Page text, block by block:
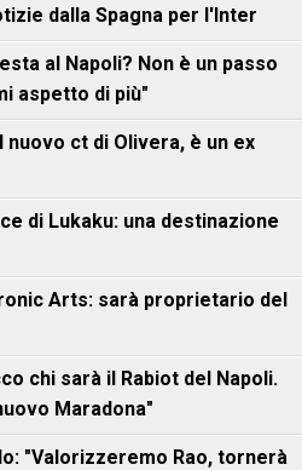
dalla Spagna per l'Inter
al Napoli? Non è un passo
aspetto di più"
nuovo ct di Olivera, è un ex
di Lukaku: una destinazione
Arts: sarà proprietario del
chi sarà il Rabiot del Napoli.
Maradona"
"Valorizzeremo Rao, tornerà